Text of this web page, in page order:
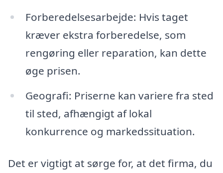
Forberedelsesarbejde: Hvis taget
kræver ekstra forberedelse, som
rengøring eller reparation, kan dette
øge prisen.
Geografi: Priserne kan variere fra sted
til sted, afhængigt af lokal
konkurrence og markedssituation.
Det er vigtigt at sørge for, at det firma, du